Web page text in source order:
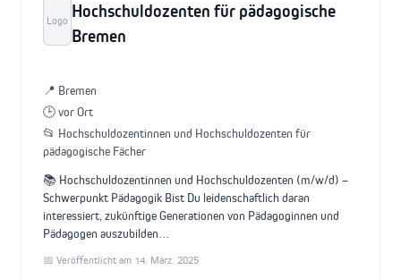
Logo Hochschuldozenten für pädagogische
Bremen
📍 Bremen
🕒 vor Ort
📂 Hochschuldozentinnen und Hochschuldozenten für
pädagogische Fächer
📚 Hochschuldozentinnen und Hochschuldozenten (m/w/d) –
Schwerpunkt Pädagogik Bist Du leidenschaftlich daran
interessiert, zukünftige Generationen von Pädagoginnen und
Pädagogen auszubilden…
📅 Veröffentlicht am 14. März. 2025